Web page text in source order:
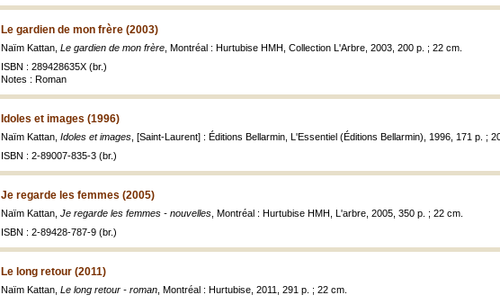
Le gardien de mon frère (2003)
Naïm Kattan, Le gardien de mon frère , Montréal : Hurtubise HMH, Collection L'Arbre, 2003, 200 p. ; 22 cm.
ISBN : 289428635X (br.)
Notes : Roman
Idoles et images (1996)
Naïm Kattan, Idoles et images , [Saint-Laurent] : Éditions Bellarmin, L'Essentiel (Éditions Bellarmin), 1996, 171 p. ;
ISBN : 2-89007-835-3 (br.)
Je regarde les femmes (2005)
Naïm Kattan, Je regarde les femmes - nouvelles , Montréal : Hurtubise HMH, L'arbre, 2005, 350 p. ; 22 cm.
ISBN : 2-89428-787-9 (br.)
Le long retour (2011)
Naïm Kattan, Le long retour - roman , Montréal : Hurtubise, 2011, 291 p. ; 22 cm.